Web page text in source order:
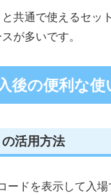
共通で使えるセッ
が多いです。
後の便利な使
活用方法
ードを表示して入